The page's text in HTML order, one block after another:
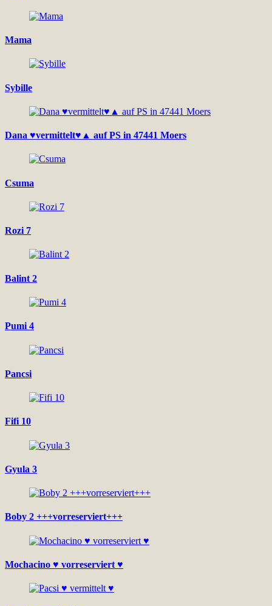
Mama
Sybille
Dana ♥vermittelt♥▲ auf PS in 47441 Moers
Csuma
Rozi 7
Balint 2
Pumi 4
Pancsi
Fifi 10
Gyula 3
Boby 2 +++vorreserviert+++
Mochacino ♥ vorreserviert ♥